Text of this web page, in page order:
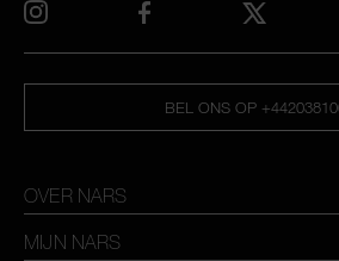
BEL ONS OP
OVER NARS
MIJN NARS